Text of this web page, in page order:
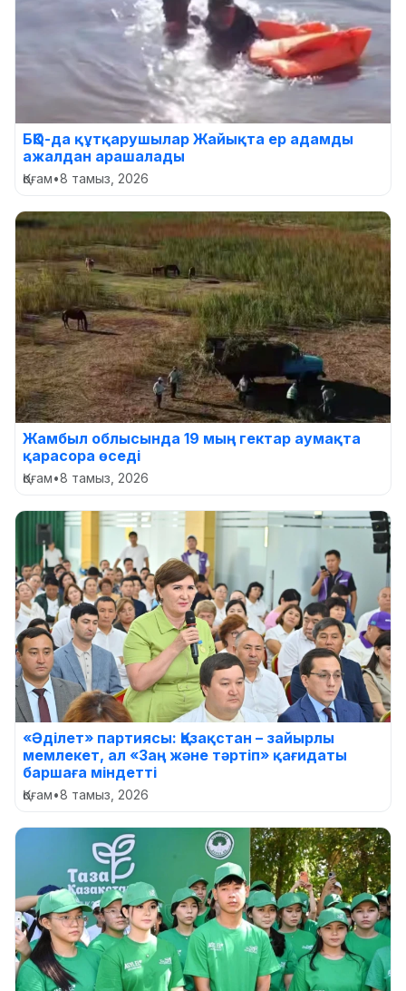
БҚО-да құтқарушылар Жайықта ер адамды
ажалдан арашалады
Қоғам•8 тамыз, 2026
Жамбыл облысында 19 мың гектар аумақта
қарасора өседі
Қоғам•8 тамыз, 2026
«Әділет» партиясы: Қазақстан – зайырлы
мемлекет, ал «Заң және тәртіп» қағидаты
баршаға міндетті
Қоғам•8 тамыз, 2026